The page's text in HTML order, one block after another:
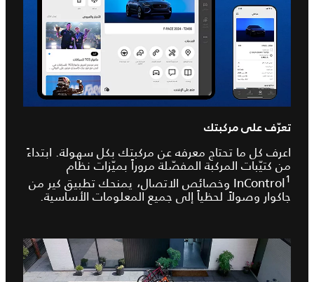
تعرّف على مركبتك
اعرف كل ما تحتاج معرفه عن مركبتك بكل سهولة. ابتداءً
من كتيّبات المركبة المفصّلة مروراً بميّزات نظام
InControl1 وخصائص الاتصال، يمنحك تطبيق كير من
جاكوار وصولاً لحظياً إلى جميع المعلومات الأساسية.